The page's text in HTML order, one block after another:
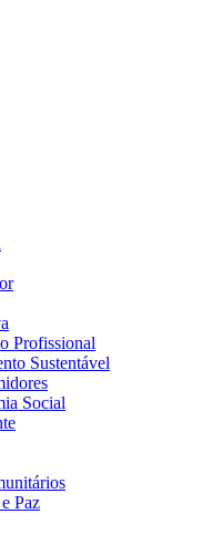
Profissional
Sustentável
Social
Paz